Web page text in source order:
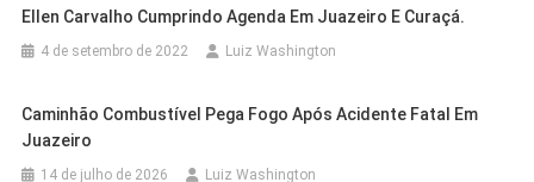
Ellen Carvalho Cumprindo Agenda Em Juazeiro E Curaçá.
4 de setembro de 2022 Luiz Washington
Caminhão Combustível Pega Fogo Após Acidente Fatal Em
Juazeiro
14 de julho de 2026 Luiz Washington